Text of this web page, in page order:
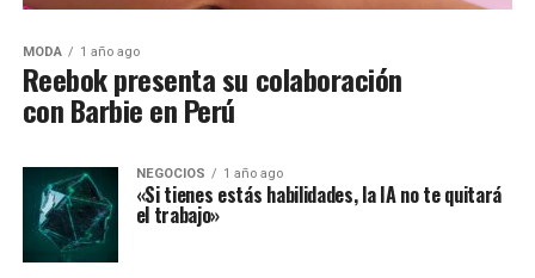
MODA 1 año ago
Reebok presenta su colaboración
con Barbie en Perú
NEGOCIOS 1 año ago
«Si tienes estás habilidades, la IA no te quitará
el trabajo»